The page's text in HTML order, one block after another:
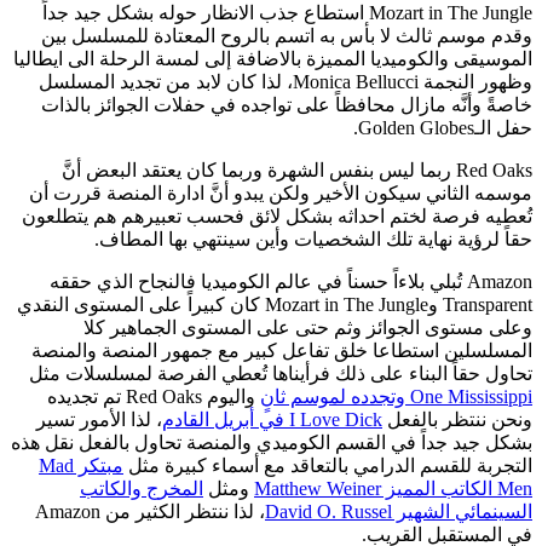
Mozart in The Jungle استطاع جذب الانظار حوله بشكل جيد جداً
وقدم موسم ثالث لا بأس به اتسم بالروح المعتادة للمسلسل بين
الموسيقى والكوميديا المميزة بالاضافة إلى لمسة الرحلة الى ايطاليا
وظهور النجمة Monica Bellucci، لذا كان لابد من تجديد المسلسل
خاصةً وأنَّه مازال محافظاً على تواجده في حفلات الجوائز بالذات
حفل الـGolden Globes.
Red Oaks ربما ليس بنفس الشهرة وربما كان يعتقد البعض أنَّ
موسمه الثاني سيكون الأخير ولكن يبدو أنَّ ادارة المنصة قررت أن
تُعطيه فرصة لختم احداثه بشكل لائق فحسب تعبيرهم هم يتطلعون
حقاً لرؤية نهاية تلك الشخصيات وأين سينتهي بها المطاف.
Amazon تُبلي بلاءاً حسناً في عالم الكوميديا فالنجاح الذي حققه
Transparent وMozart in The Jungle كان كبيراً على المستوى النقدي
وعلى مستوى الجوائز وثم حتى على المستوى الجماهير كلا
المسلسلين استطاعا خلق تفاعل كبير مع جمهور المنصة والمنصة
تحاول حقاً البناء على ذلك فرأيناها تُعطي الفرصة لمسلسلات مثل
One Mississippi وتجدده لموسم ثانٍ
واليوم Red Oaks تم تجديده
ونحن ننتظر بالفعل I Love Dick في أبريل القادم
، لذا الأمور تسير
بشكل جيد جداً في القسم الكوميدي والمنصة تحاول بالفعل نقل هذه
التجربة للقسم الدرامي بالتعاقد مع أسماء كبيرة مثل
مبتكر Mad
Men الكاتب المميز Matthew Weiner
ومثل المخرج والكاتب
السينمائي الشهير David O. Russel
، لذا ننتظر الكثير من Amazon
في المستقبل القريب.